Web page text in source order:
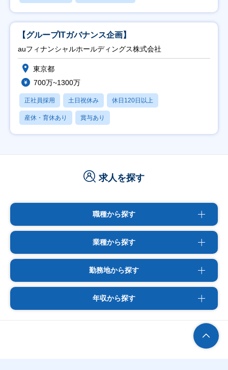
【グループITガバナンス企画】
auフィナンシャルホールディングス株式会社
東京都
700万~1300万
正社員採用 土日祝休み 休日120日以上
産休・育休あり 賞与あり
求人を探す
職種から探す
業種から探す
勤務地から探す
年収から探す